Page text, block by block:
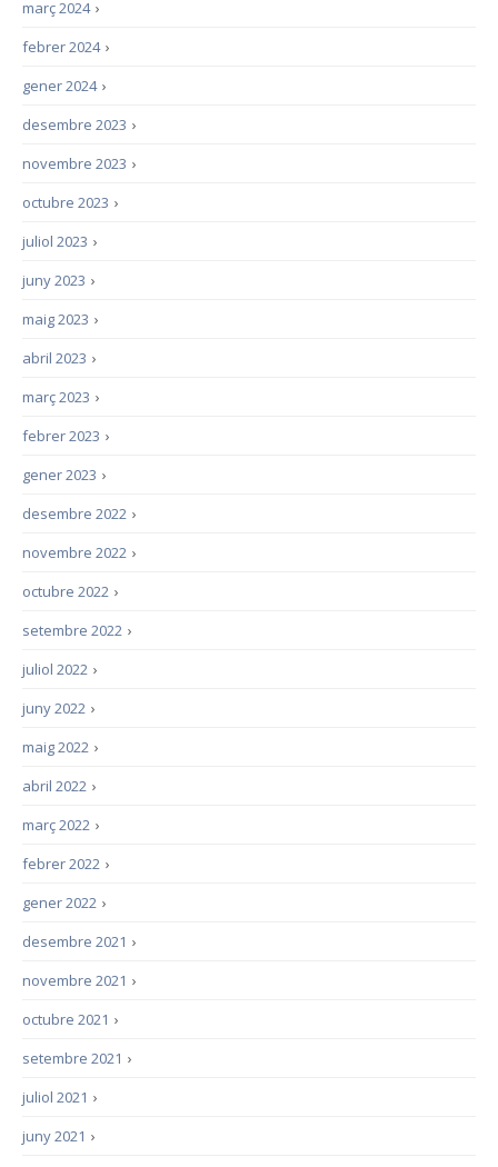
›
març 2024
›
febrer 2024
›
gener 2024
›
desembre 2023
›
novembre 2023
›
octubre 2023
›
juliol 2023
›
juny 2023
›
maig 2023
›
abril 2023
›
març 2023
›
febrer 2023
›
gener 2023
›
desembre 2022
›
novembre 2022
›
octubre 2022
›
setembre 2022
›
juliol 2022
›
juny 2022
›
maig 2022
›
abril 2022
›
març 2022
›
febrer 2022
›
gener 2022
›
desembre 2021
›
novembre 2021
›
octubre 2021
›
setembre 2021
›
juliol 2021
›
juny 2021